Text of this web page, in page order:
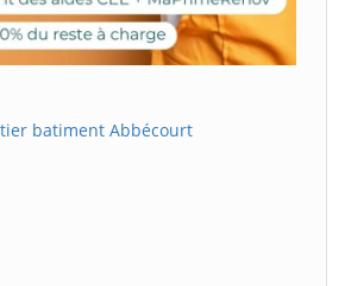
batiment Abbécourt